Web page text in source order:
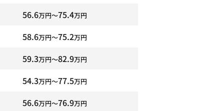
56.6万円〜75.4万円
58.6万円〜75.2万円
59.3万円〜82.9万円
54.3万円〜77.5万円
56.6万円〜76.9万円